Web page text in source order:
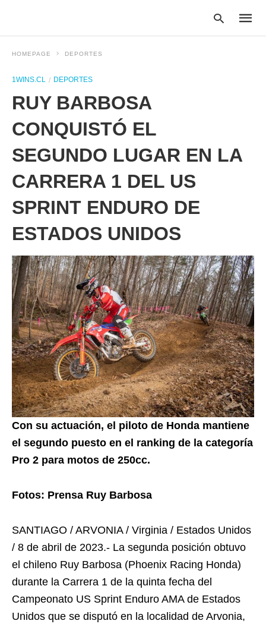
enter:
HOMEPAGE DEPORTES
1WINS.CL DEPORTES
RUY BARBOSA
CONQUISTÓ EL
SEGUNDO LUGAR EN LA
CARRERA 1 DEL US
SPRINT ENDURO DE
ESTADOS UNIDOS
Con su actuación, el piloto de Honda mantiene
el segundo puesto en el ranking de la categoría
Pro 2 para motos de 250cc.
Fotos: Prensa Ruy Barbosa
SANTIAGO / ARVONIA / Virginia / Estados Unidos
/ 8 de abril de 2023.- La segunda posición obtuvo
el chileno Ruy Barbosa (Phoenix Racing Honda)
durante la Carrera 1 de la quinta fecha del
Campeonato US Sprint Enduro AMA de Estados
Unidos que se disputó en la localidad de Arvonia,